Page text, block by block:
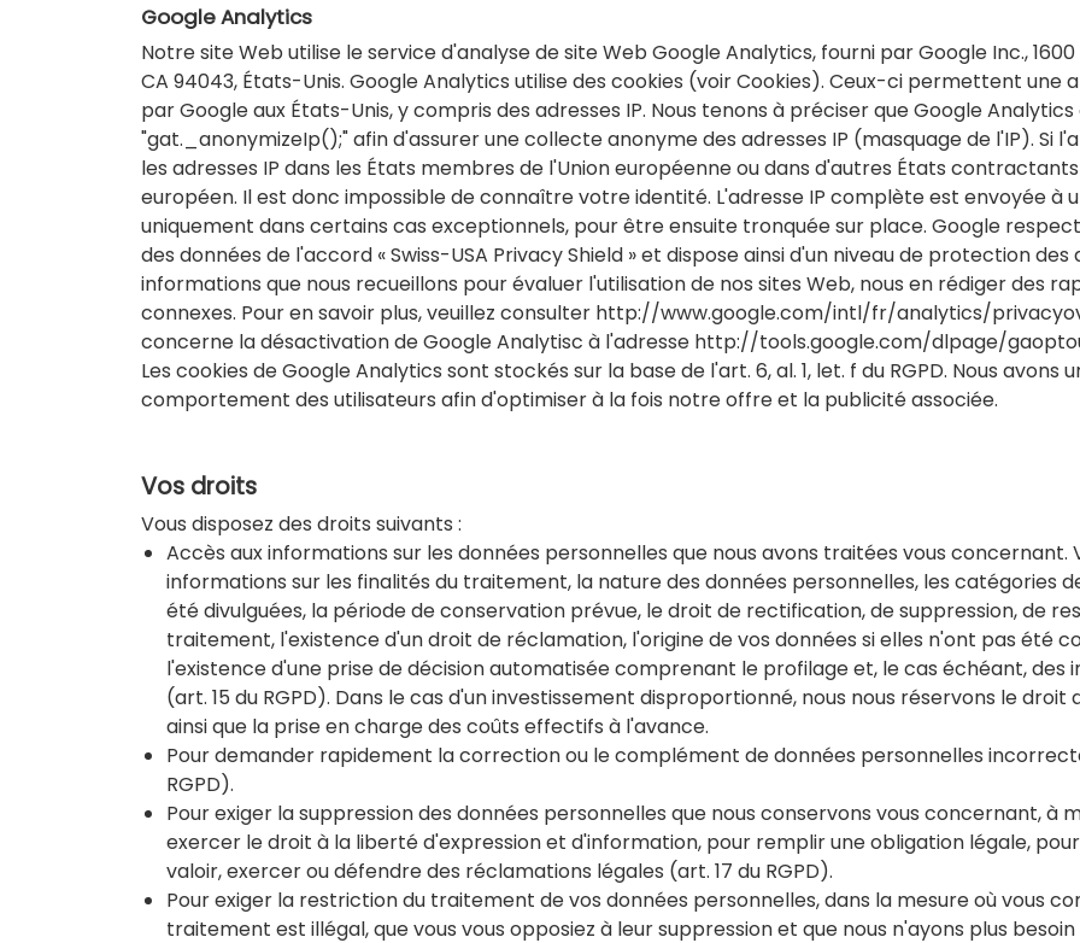
Google Analytics
Notre site Web utilise le service d'analyse de site Web Google Analytics, fourni par Google Inc.,
CA 94043, États-Unis. Google Analytics utilise des cookies (voir Cookies). Ceux-ci permettent une
par Google aux États-Unis, y compris des adresses IP. Nous tenons à préciser que Google
"gat._anonymizeIp();" afin d'assurer une collecte anonyme des adresses IP (masquage de l'IP). Si
les adresses IP dans les États membres de l'Union européenne ou dans d'autres États
européen. Il est donc impossible de connaître votre identité. L'adresse IP complète est envoyée à
uniquement dans certains cas exceptionnels, pour être ensuite tronquée sur place. Google
des données de l'accord « Swiss-USA Privacy Shield » et dispose ainsi d'un niveau de protection
informations que nous recueillons pour évaluer l'utilisation de nos sites Web, nous en rédiger des
connexes. Pour en savoir plus, veuillez consulter http://www.google.com/intl/fr/analytics/
concerne la désactivation de Google Analytisc à l'adresse http://tools.google.com/dlpage/
Les cookies de Google Analytics sont stockés sur la base de l'art. 6, al. 1, let. f du RGPD. Nous
comportement des utilisateurs afin d'optimiser à la fois notre offre et la publicité associée.
Vos droits
Vous disposez des droits suivants :
Accès aux informations sur les données personnelles que nous avons traitées vous
informations sur les finalités du traitement, la nature des données personnelles, les catégories
été divulguées, la période de conservation prévue, le droit de rectification, de suppression, de
traitement, l'existence d'un droit de réclamation, l'origine de vos données si elles n'ont pas été
l'existence d'une prise de décision automatisée comprenant le profilage et, le cas échéant, des
(art. 15 du RGPD). Dans le cas d'un investissement disproportionné, nous nous réservons le
ainsi que la prise en charge des coûts effectifs à l'avance.
Pour demander rapidement la correction ou le complément de données personnelles
RGPD).
Pour exiger la suppression des données personnelles que nous conservons vous concernant, à
exercer le droit à la liberté d'expression et d'information, pour remplir une obligation légale,
valoir, exercer ou défendre des réclamations légales (art. 17 du RGPD).
Pour exiger la restriction du traitement de vos données personnelles, dans la mesure où vous
traitement est illégal, que vous vous opposiez à leur suppression et que nous n'ayons plus